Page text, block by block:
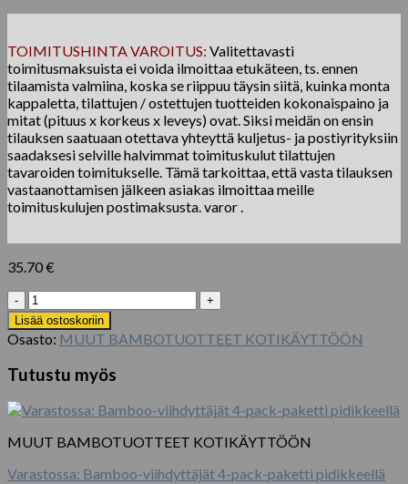
TOIMITUSHINTA VAROITUS: Valitettavasti
toimitusmaksuista ei voida ilmoittaa etukäteen, ts. ennen
tilaamista valmiina, koska se riippuu täysin siitä, kuinka monta
kappaletta, tilattujen / ostettujen tuotteiden kokonaispaino ja
mitat (pituus x korkeus x leveys) ovat. Siksi meidän on ensin
tilauksen saatuaan otettava yhteyttä kuljetus- ja postiyrityksiin
saadaksesi selville halvimmat toimituskulut tilattujen
tavaroiden toimitukselle. Tämä tarkoittaa, että vasta tilauksen
vastaanottamisen jälkeen asiakas ilmoittaa meille
toimituskulujen postimaksusta. varor .
35.70€
Luonnollinen
bambusta
karkaistua
lasipulloa
määrä
Lisää ostoskoriin
Osasto: MUUT BAMBOTUOTTEET KOTIKÄYTTÖÖN
Tutustu myös
MUUT BAMBOTUOTTEET KOTIKÄYTTÖÖN
Varastossa: Bamboo-viihdyttäjät 4-pack-paketti pidikkeellä